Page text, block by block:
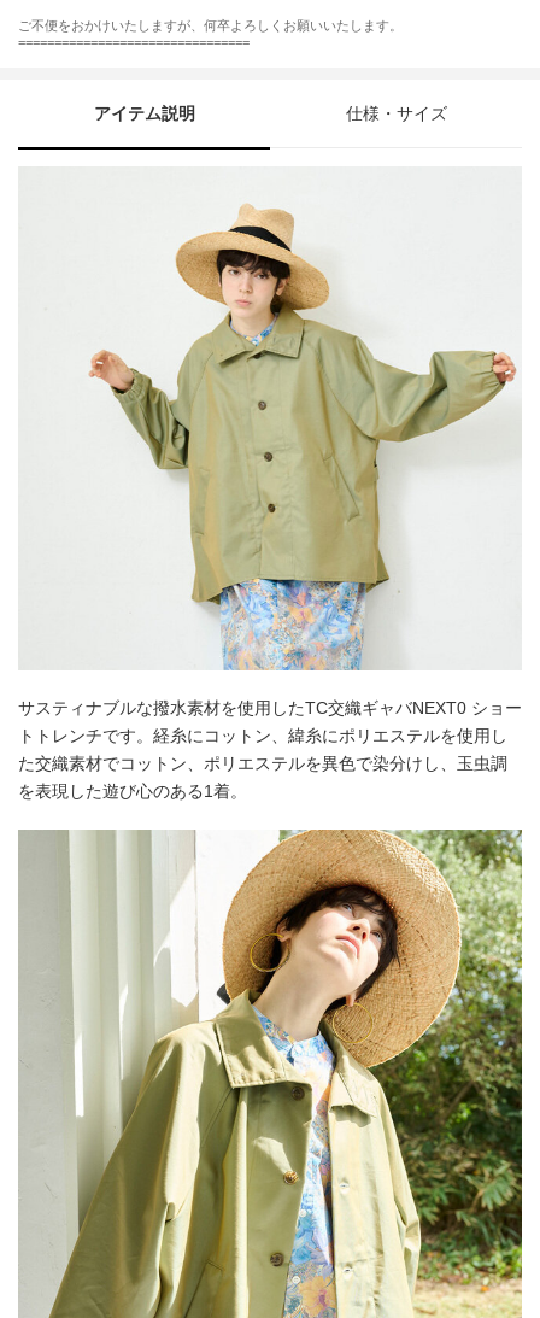
ご不便をおかけいたしますが、何卒よろしくお願いいたします。
================================
アイテム説明 仕様・サイズ
サスティナブルな撥水素材を使用したTC交織ギャバNEXT0 ショー
トトレンチです。経糸にコットン、緯糸にポリエステルを使用し
た交織素材でコットン、ポリエステルを異色で染分けし、玉虫調
を表現した遊び心のある1着。